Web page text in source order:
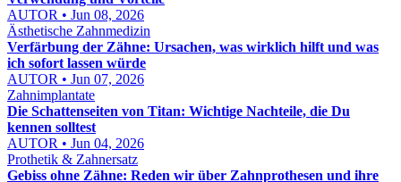
AUTOR • Jun 08, 2026
Ästhetische Zahnmedizin
Verfärbung der Zähne: Ursachen, was wirklich hilft und was
ich sofort lassen würde
AUTOR • Jun 07, 2026
Zahnimplantate
Die Schattenseiten von Titan: Wichtige Nachteile, die Du
kennen solltest
AUTOR • Jun 04, 2026
Prothetik & Zahnersatz
Gebiss ohne Zähne: Reden wir über Zahnprothesen und ihre